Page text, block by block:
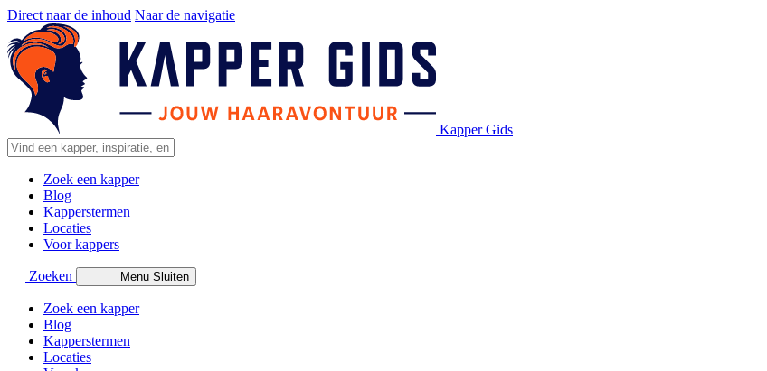
Direct naar de inhoud Naar de navigatie
Kapper Gids
Zoek een kapper
Blog
Kapperstermen
Locaties
Voor kappers
Zoeken Menu Sluiten
Zoek een kapper
Blog
Kapperstermen
Locaties